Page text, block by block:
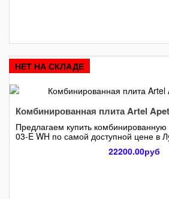
НЕТ НА СКЛАДЕ
Комбинированная плита Artel
Предлагаем купить
03-E WH по самой доступной цене в
22200.00руб